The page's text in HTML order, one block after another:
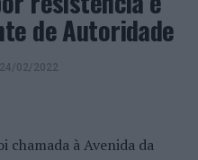
de Autoridade
24/02/2022
chamada à Avenida da